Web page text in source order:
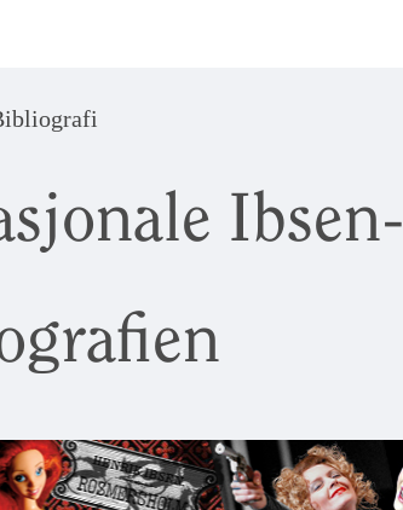
Ibsen-